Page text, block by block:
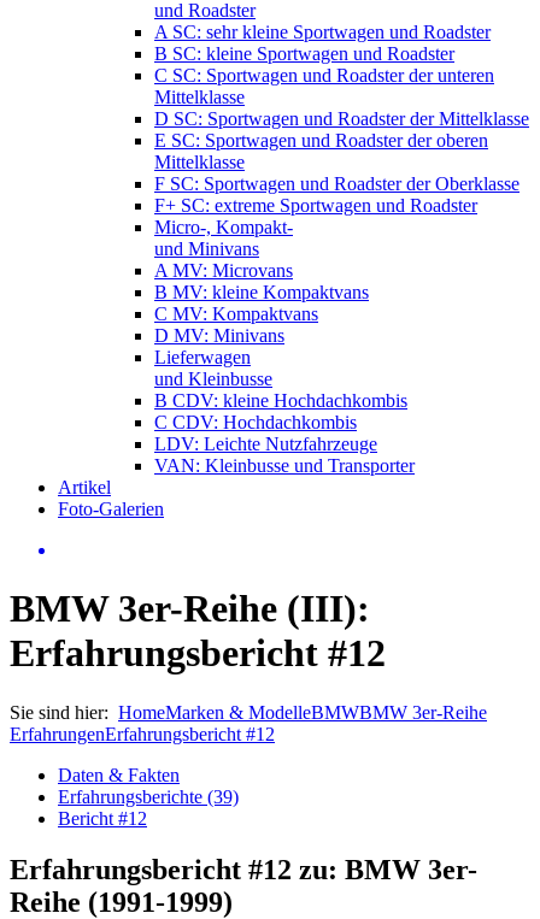
und Roadster
A SC: sehr kleine Sportwagen und Roadster
B SC: kleine Sportwagen und Roadster
C SC: Sportwagen und Roadster der unteren
Mittelklasse
D SC: Sportwagen und Roadster der Mittelklasse
E SC: Sportwagen und Roadster der oberen
Mittelklasse
F SC: Sportwagen und Roadster der Oberklasse
F+ SC: extreme Sportwagen und Roadster
Micro-, Kompakt-
und Minivans
A MV: Microvans
B MV: kleine Kompaktvans
C MV: Kompaktvans
D MV: Minivans
Lieferwagen
und Kleinbusse
B CDV: kleine Hochdachkombis
C CDV: Hochdachkombis
LDV: Leichte Nutzfahrzeuge
VAN: Kleinbusse und Transporter
Artikel
Foto-Galerien
BMW 3er-Reihe (III):
Erfahrungsbericht #12
Sie sind hier: HomeMarken & ModelleBMWBMW 3er-Reihe
ErfahrungenErfahrungsbericht #12
Daten & Fakten
Erfahrungsberichte (39)
Bericht #12
Erfahrungsbericht #12 zu: BMW 3er-
Reihe (1991-1999)